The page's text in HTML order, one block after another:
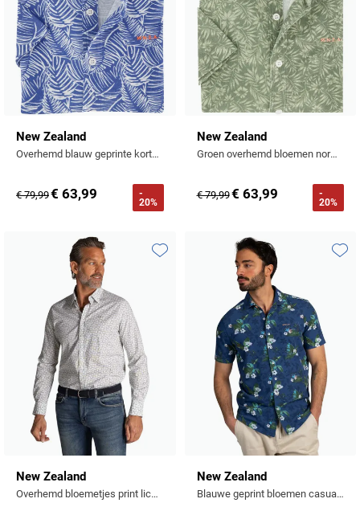
New Zealand
Overhemd blauw geprinte korte mouw
€ 79,99€ 63,99
-
20%
New Zealand
Groen overhemd bloemen normale fit
€ 79,99€ 63,99
-
20%
New Zealand
Overhemd bloemetjes print lichtgroen
Toevoegen aan favorieten
New Zealand
Blauwe geprint bloemen casual overhemd